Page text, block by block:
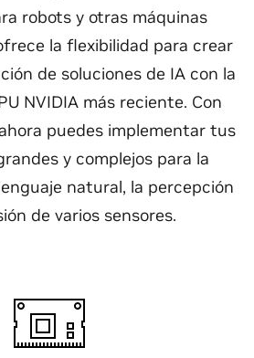
robots y otras máquinas
la flexibilidad para crear
de soluciones de IA con la
NVIDIA más reciente. Con
puedes implementar tus
y complejos para la
natural, la percepción
de varios sensores.